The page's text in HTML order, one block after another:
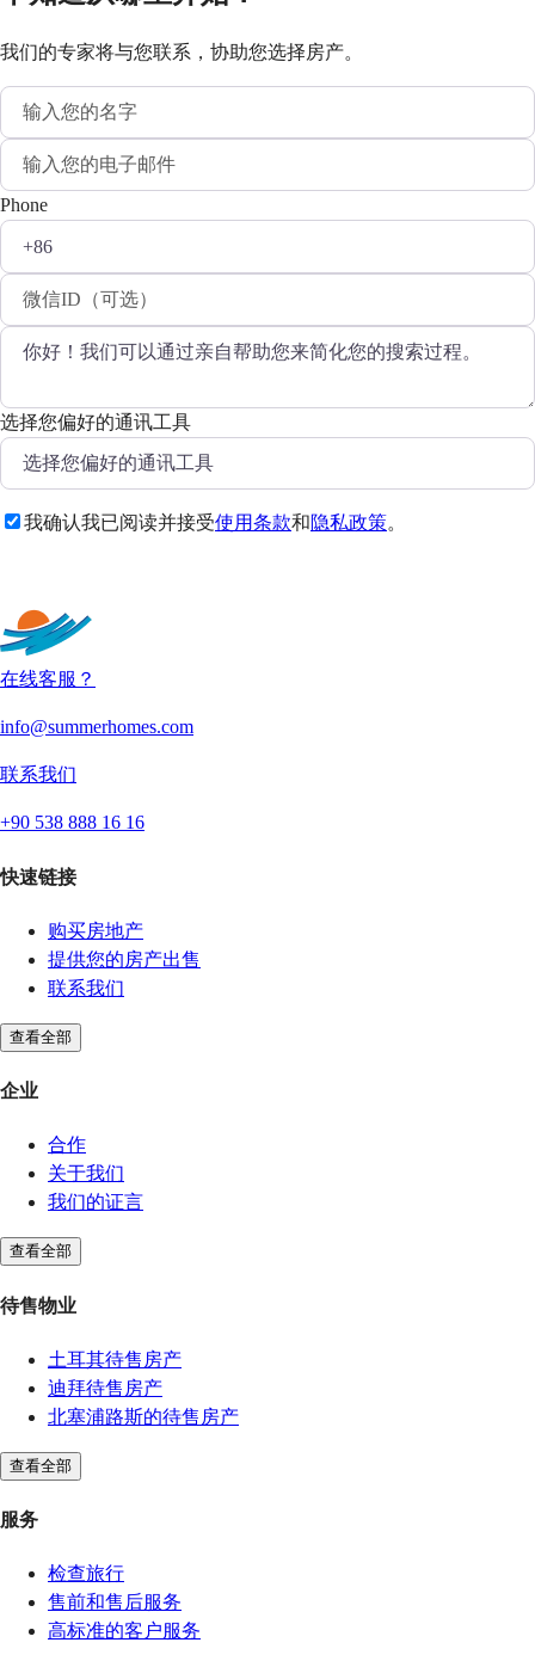
我们的专家将与您联系，协助您选择房产。
Phone
选择您偏好的通讯工具
我确认我已阅读并接受使用条款和隐私政策。
在线客服？
info@summerhomes.com
联系我们
+90 538 888 16 16
快速链接
购买房地产
提供您的房产出售
联系我们
查看全部
企业
合作
关于我们
我们的证言
查看全部
待售物业
土耳其待售房产
迪拜待售房产
北塞浦路斯的待售房产
查看全部
服务
检查旅行
售前和售后服务
高标准的客户服务